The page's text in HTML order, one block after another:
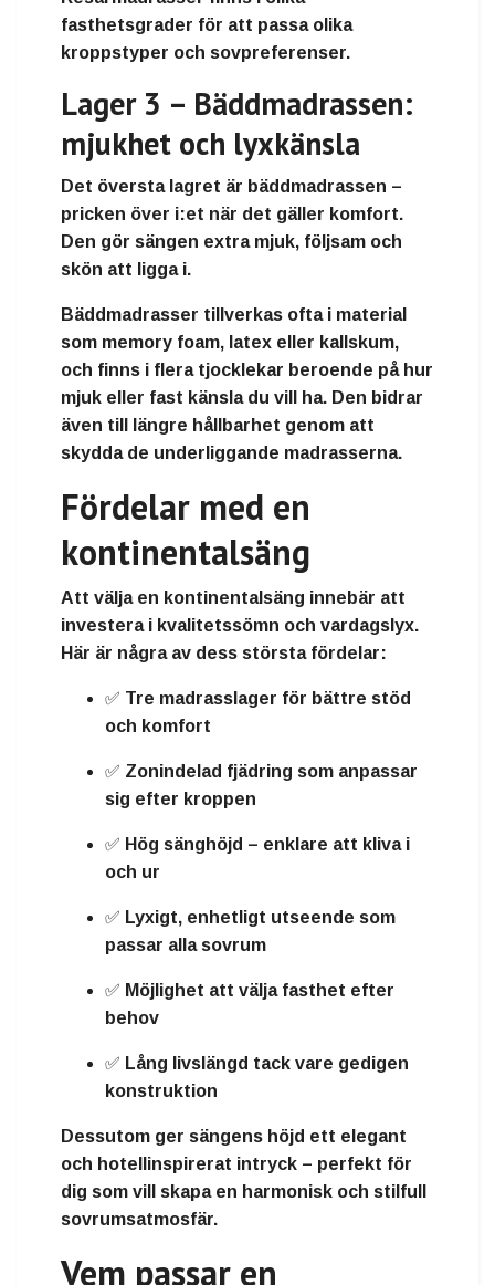
fasthetsgrader för att passa olika
kroppstyper och sovpreferenser.
Lager 3 – Bäddmadrassen:
mjukhet och lyxkänsla
Det översta lagret är bäddmadrassen –
pricken över i:et när det gäller komfort.
Den gör sängen extra mjuk, följsam och
skön att ligga i.
Bäddmadrasser tillverkas ofta i material
som memory foam, latex eller kallskum,
och finns i flera tjocklekar beroende på hur
mjuk eller fast känsla du vill ha. Den bidrar
även till längre hållbarhet genom att
skydda de underliggande madrasserna.
Fördelar med en
kontinentalsäng
Att välja en kontinentalsäng innebär att
investera i kvalitetssömn och vardagslyx.
Här är några av dess största fördelar:
✅ Tre madrasslager för bättre stöd
och komfort
✅ Zonindelad fjädring som anpassar
sig efter kroppen
✅ Hög sänghöjd – enklare att kliva i
och ur
✅ Lyxigt, enhetligt utseende som
passar alla sovrum
✅ Möjlighet att välja fasthet efter
behov
✅ Lång livslängd tack vare gedigen
konstruktion
Dessutom ger sängens höjd ett elegant
och hotellinspirerat intryck – perfekt för
dig som vill skapa en harmonisk och stilfull
sovrumsatmosfär.
Vem passar en